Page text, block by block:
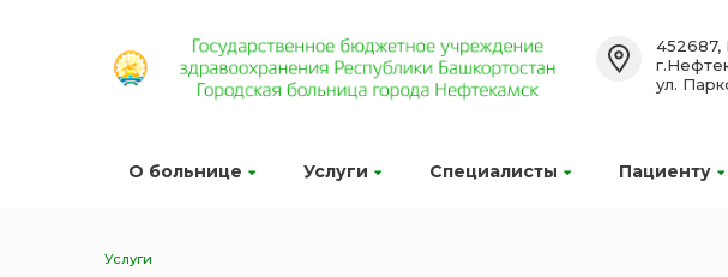
О больнице Услуги Специалисты Пациенту
452687,
ул.
Услуги